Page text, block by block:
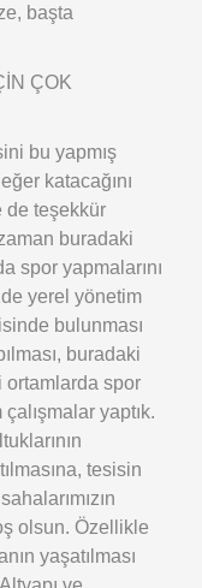
başta
ÇOK
bu yapmış
katacağını
de teşekkür
buradaki
spor yapmalarını
yerel yönetim
bulunması
buradaki
ortamlarda spor
yaptık.
tesisin
olsun. Özellikle
yaşatılması